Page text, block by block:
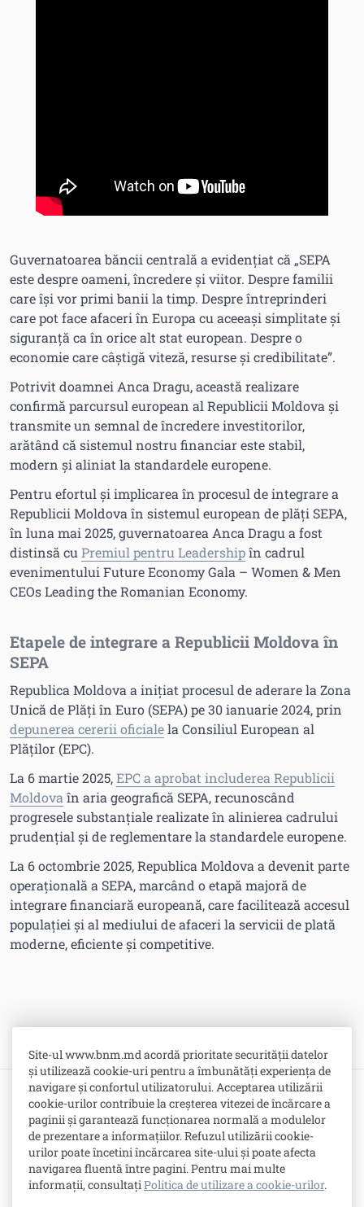
Site-ul www.bnm.md acordă prioritate securității datelor
și utilizează cookie-uri pentru a îmbunătăți experiența de
navigare și confortul utilizatorului. Acceptarea utilizării
cookie-urilor contribuie la creșterea vitezei de încărcare a
paginii și garantează funcționarea normală a modulelor
de prezentare a informațiilor. Refuzul utilizării cookie-
urilor poate încetini încărcarea site-ului și poate afecta
navigarea fluentă între pagini. Pentru mai multe
informații, consultațiPolitica de utilizare a cookie-urilor.
Guvernatoarea băncii centrală a evidențiat că „SEPA
este despre oameni, încredere și viitor. Despre familii
care își vor primi banii la timp. Despre întreprinderi
care pot face afaceri în Europa cu aceeași simplitate și
siguranță ca în orice alt stat european. Despre o
economie care câștigă viteză, resurse și credibilitate”.
Potrivit doamnei Anca Dragu, această realizare
confirmă parcursul european al Republicii Moldova și
transmite un semnal de încredere investitorilor,
arătând că sistemul nostru financiar este stabil,
modern și aliniat la standardele europene.
Pentru efortul și implicarea în procesul de integrare a
Republicii Moldova în sistemul european de plăți SEPA,
în luna mai 2025, guvernatoarea Anca Dragu a fost
distinsă cu Premiul pentru Leadershipîn cadrul
evenimentului Future Economy Gala – Women & Men
CEOs Leading the Romanian Economy.
Etapele de integrare a Republicii Moldova în
SEPA
Republica Moldova a inițiat procesul de aderare la Zona
Unică de Plăți în Euro (SEPA) pe 30 ianuarie 2024, prin
depunerea cererii oficialela Consiliul European al
Plăților (EPC).
La 6 martie 2025,EPC a aprobat includerea Republicii
Moldova în aria geografică SEPA, recunoscând
progresele substanțiale realizate în alinierea cadrului
prudențial și de reglementare la standardele europene.
La 6 octombrie 2025, Republica Moldova a devenit parte
operațională a SEPA, marcând o etapă majoră de
integrare financiară europeană, care facilitează accesul
populației și al mediului de afaceri la servicii de plată
moderne, eficiente și competitive.
Bulevardul Grigore Vieru nr. 1,
MD-2005, Chişinău, Republica Moldova
-Contacte
-Posturi vacante